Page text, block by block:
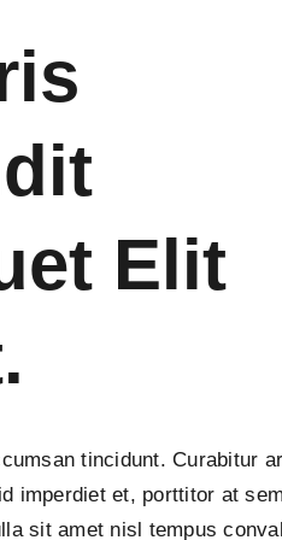
Elit
tincidunt. Curabitur
imperdiet et, porttitor at
sit amet nisl tempus